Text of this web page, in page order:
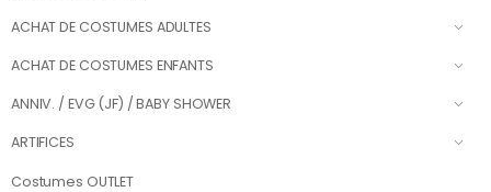
ACHAT DE COSTUMES ADULTES
ACHAT DE COSTUMES ENFANTS
ANNIV. / EVG (JF) / BABY SHOWER
ARTIFICES
Costumes OUTLET